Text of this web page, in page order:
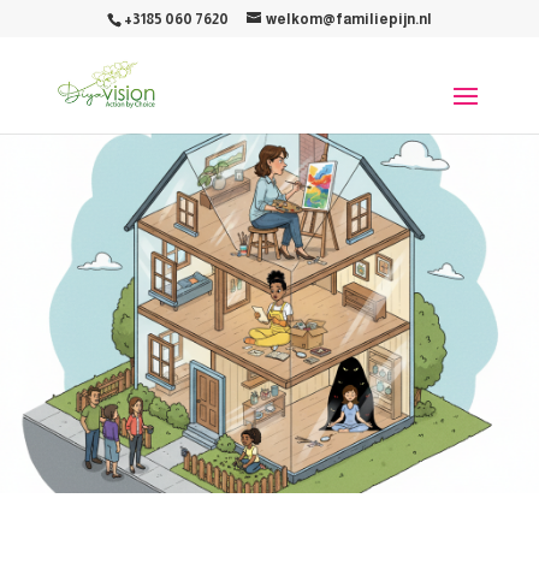
+3185 060 7620 welkom@familiepijn.nl